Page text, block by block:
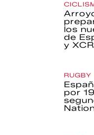
los
de
y XCR
RUGBY
por